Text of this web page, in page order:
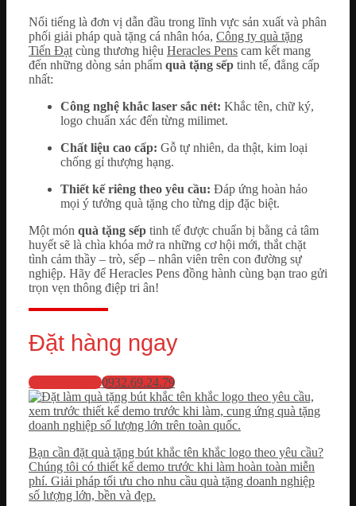
Nổi tiếng là đơn vị dẫn đầu trong lĩnh vực sản xuất và phân
phối giải pháp quà tặng cá nhân hóa, Công ty quà tặng
Tiến Đạt cùng thương hiệu Heracles Pens cam kết mang
đến những dòng sản phẩm quà tặng sếp tinh tế, đẳng cấp
nhất:
Công nghệ khắc laser sắc nét: Khắc tên, chữ ký,
logo chuẩn xác đến từng milimet.
Chất liệu cao cấp: Gỗ tự nhiên, da thật, kim loại
chống gỉ thượng hạng.
Thiết kế riêng theo yêu cầu: Đáp ứng hoàn hảo
mọi ý tưởng quà tặng cho từng dịp đặc biệt.
Một món quà tặng sếp tinh tế được chuẩn bị bằng cả tâm
huyết sẽ là chìa khóa mở ra những cơ hội mới, thắt chặt
tình cảm thầy – trò, sếp – nhân viên trên con đường sự
nghiệp. Hãy để Heracles Pens đồng hành cùng bạn trao gửi
trọn vẹn thông điệp tri ân!
Đặt hàng ngay
💬 Nhắn Zalo 0932.69.24.79
Bạn cần đặt quà tặng bút khắc tên khắc logo theo yêu cầu?
Chúng tôi có thiết kế demo trước khi làm hoàn toàn miễn
phí. Giải pháp tối ưu cho nhu cầu quà tặng doanh nghiệp
số lượng lớn, bền và đẹp.